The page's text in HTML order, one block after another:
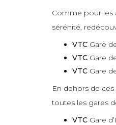
Comme pour les
sérénité,
VTC Gare
VTC Gare
VTC Gare
En dehors de
toutes les gares
VTC Gare